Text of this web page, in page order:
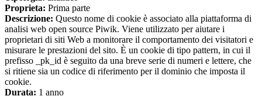
Proprieta: Prima parte
Descrizione: Questo nome di cookie è associato alla piattaforma di
analisi web open source Piwik. Viene utilizzato per aiutare i
proprietari di siti Web a monitorare il comportamento dei visitatori e
misurare le prestazioni del sito. È un cookie di tipo pattern, in cui il
prefisso _pk_id è seguito da una breve serie di numeri e lettere, che
si ritiene sia un codice di riferimento per il dominio che imposta il
cookie.
Durata: 1 anno